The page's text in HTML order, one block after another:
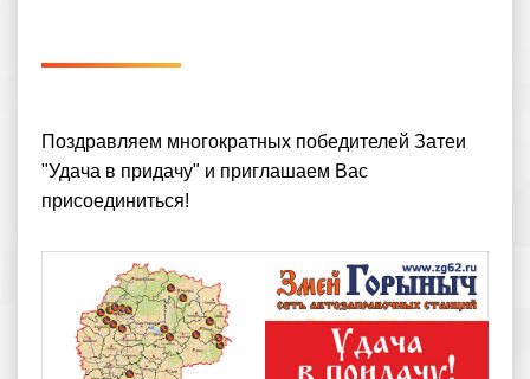
Поздравляем многократных победителей Затеи
"Удача в придачу" и приглашаем Вас
присоединиться!